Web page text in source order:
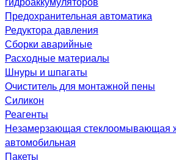
Предохранительная автоматика
Редуктора давления
Сборки аварийные
Расходные материалы
Шнуры и шпагаты
Очиститель для монтажной пены
Силикон
Реагенты
Незамерзающая стеклоомывающая
автомобильная
Пакеты